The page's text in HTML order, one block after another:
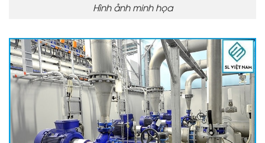
Hình ảnh minh họa